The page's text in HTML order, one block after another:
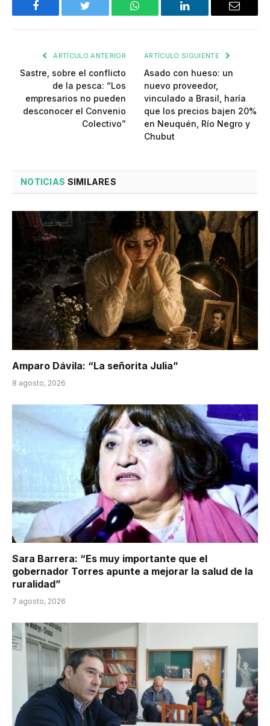
Facebook Twitter WhatsApp LinkedIn Email
ARTÍCULO ANTERIOR
Sastre, sobre el conflicto
de la pesca: “Los
empresarios no pueden
desconocer el Convenio
Colectivo”
ARTÍCULO SIGUIENTE
Asado con hueso: un
nuevo proveedor,
vinculado a Brasil, haría
que los precios bajen 20%
en Neuquén, Río Negro y
Chubut
NOTICIAS SIMILARES
Amparo Dávila: “La señorita Julia”
8 agosto, 2026
Sara Barrera: “Es muy importante que el
gobernador Torres apunte a mejorar la salud de la
ruralidad”
7 agosto, 2026